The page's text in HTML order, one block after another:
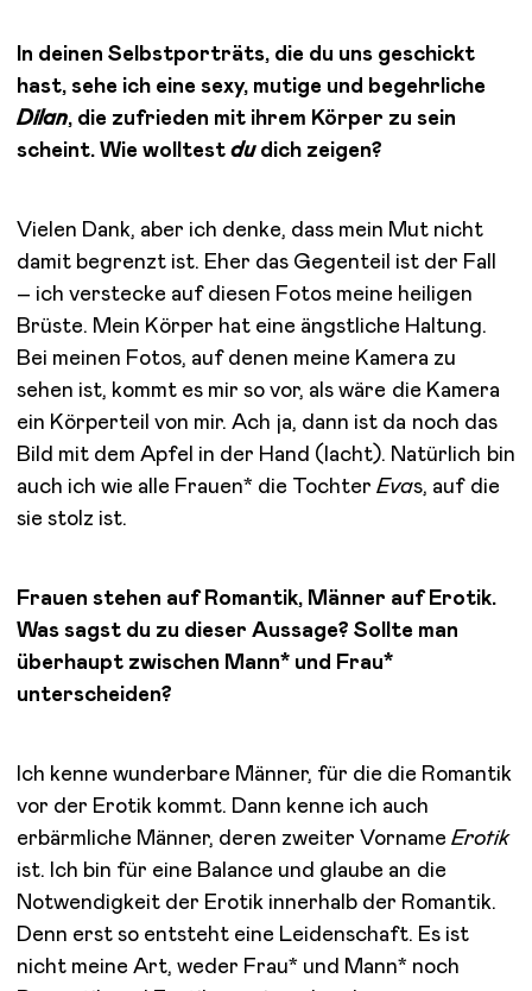
In deinen Selbstporträts, die du uns geschickt
hast, sehe ich eine sexy, mutige und begehrliche
Dilan, die zufrieden mit ihrem Körper zu sein
scheint. Wie wolltest dudich zeigen?
Vielen Dank, aber ich denke, dass mein Mut nicht
damit begrenzt ist. Eher das Gegenteil ist der Fall
– ich verstecke auf diesen Fotos meine heiligen
Brüste. Mein Körper hat eine ängstliche Haltung.
Bei meinen Fotos, auf denen meine Kamera zu
sehen ist, kommt es mir so vor, als wäre die Kamera
ein Körperteil von mir. Ach ja, dann ist da noch das
Bild mit dem Apfel in der Hand (lacht). Natürlich bin
auch ich wie alle Frauen* die TochterEvas, auf die
sie stolz ist.
Frauen stehen auf Romantik, Männer auf Erotik.
Was sagst du zu dieser Aussage? Sollte man
überhaupt zwischen Mann* und Frau*
unterscheiden?
Ich kenne wunderbare Männer, für die die Romantik
vor der Erotik kommt. Dann kenne ich auch
erbärmliche Männer, deren zweiter VornameErotik
ist. Ich bin für eine Balance und glaube an die
Notwendigkeit der Erotik innerhalb der Romantik.
Denn erst so entsteht eine Leidenschaft. Es ist
nicht meine Art, weder Frau* und Mann* noch